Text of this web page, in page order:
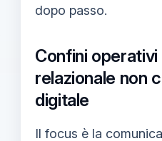
dopo passo.
Confini
relazionale non
digitale
Il focus è la